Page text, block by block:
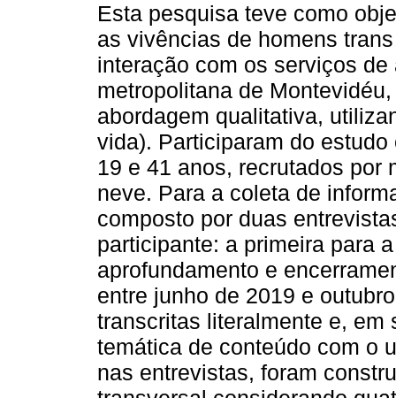
Esta pesquisa teve como
as vivências de homens
interação com os serviços
metropolitana de
abordagem qualitativa,
vida). Participaram do
19 e 41 anos, recrutados por
neve. Para a coleta de
composto por duas
participante: a primeira para
aprofundamento e
entre junho de 2019 e
transcritas literalmente e,
temática de conteúdo com o
nas entrevistas, foram